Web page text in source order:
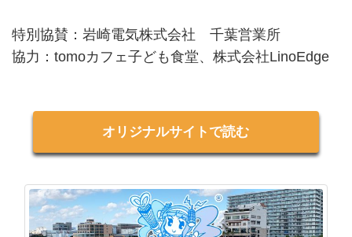
特別協賛：岩崎電気株式会社 千葉営業所
協力：tomoカフェ子ども食堂、株式会社LinoEdge
オリジナルサイトで読む